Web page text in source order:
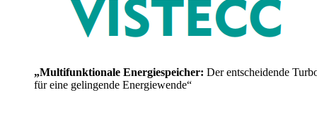
„Multifunktionale Energiespeicher: Der entscheidende
für eine gelingende Energiewende“